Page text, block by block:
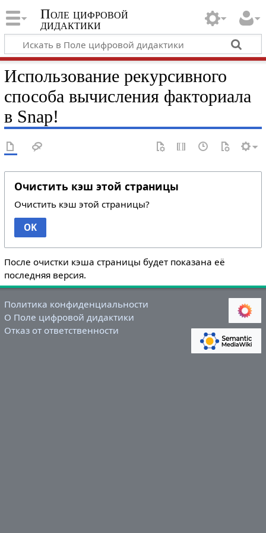
Поле цифровой
дидактики
Использование рекурсивного
способа вычисления факториала
в Snap!
Очистить кэш этой страницы
Очистить кэш этой страницы?
OK
После очистки кэша страницы будет показана её
последняя версия.
Политика конфиденциальности
О Поле цифровой дидактики
Отказ от ответственности